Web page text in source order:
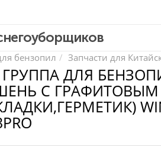
и отбойных молотков
другие
устройства
бензопил Запчасти для
ДЛЯ
С